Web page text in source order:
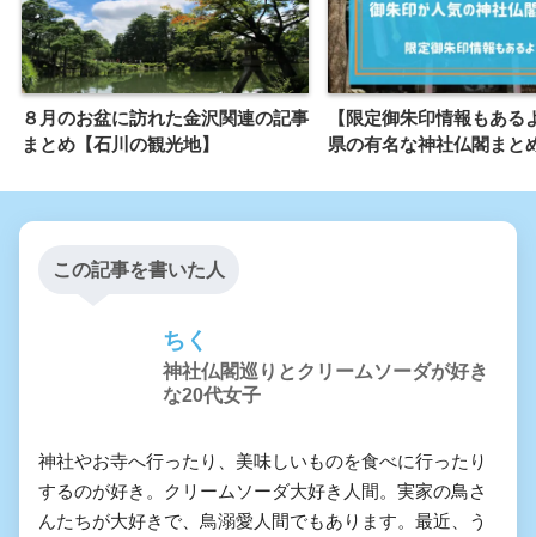
８月のお盆に訪れた金沢関連の記事
まとめ【石川の観光地】
【限定御朱印情報もある
県の有名な神社仏閣まと
この記事を書いた人
ちく
神社仏閣巡りとクリームソーダが好き
な20代女子
神社やお寺へ行ったり、美味しいものを食べに行ったり
するのが好き。クリームソーダ大好き人間。実家の鳥さ
んたちが大好きで、鳥溺愛人間でもあります。最近、う